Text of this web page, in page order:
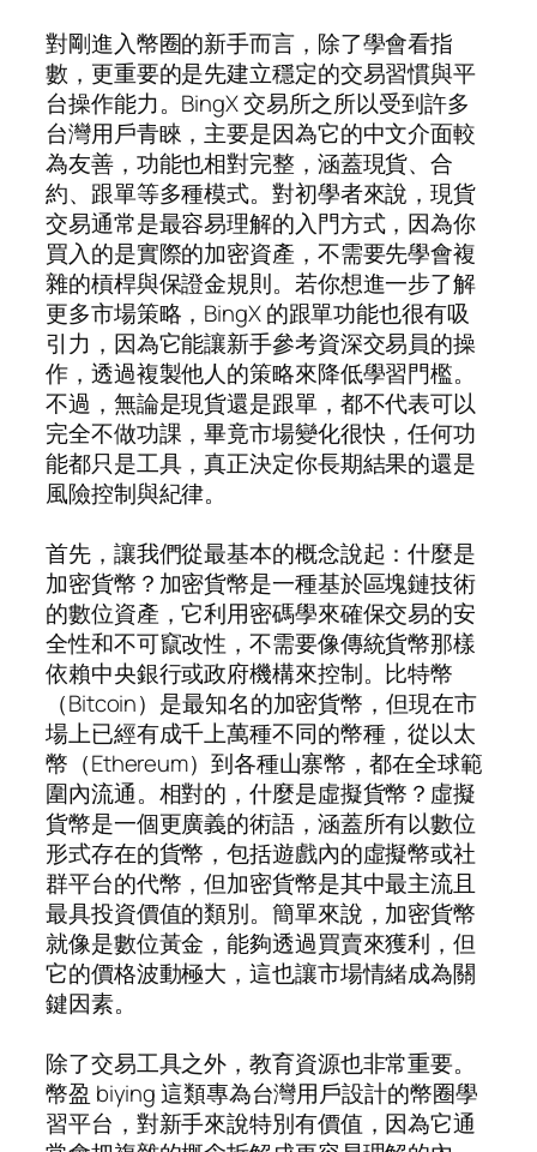
對剛進入幣圈的新手而言，除了學會看指
數，更重要的是先建立穩定的交易習慣與平
台操作能力。BingX 交易所之所以受到許多
台灣用戶青睞，主要是因為它的中文介面較
為友善，功能也相對完整，涵蓋現貨、合
約、跟單等多種模式。對初學者來說，現貨
交易通常是最容易理解的入門方式，因為你
買入的是實際的加密資產，不需要先學會複
雜的槓桿與保證金規則。若你想進一步了解
更多市場策略，BingX 的跟單功能也很有吸
引力，因為它能讓新手參考資深交易員的操
作，透過複製他人的策略來降低學習門檻。
不過，無論是現貨還是跟單，都不代表可以
完全不做功課，畢竟市場變化很快，任何功
能都只是工具，真正決定你長期結果的還是
風險控制與紀律。
首先，讓我們從最基本的概念說起：什麼是
加密貨幣？加密貨幣是一種基於區塊鏈技術
的數位資產，它利用密碼學來確保交易的安
全性和不可竄改性，不需要像傳統貨幣那樣
依賴中央銀行或政府機構來控制。比特幣
（Bitcoin）是最知名的加密貨幣，但現在市
場上已經有成千上萬種不同的幣種，從以太
幣（Ethereum）到各種山寨幣，都在全球範
圍內流通。相對的，什麼是虛擬貨幣？虛擬
貨幣是一個更廣義的術語，涵蓋所有以數位
形式存在的貨幣，包括遊戲內的虛擬幣或社
群平台的代幣，但加密貨幣是其中最主流且
最具投資價值的類別。簡單來說，加密貨幣
就像是數位黃金，能夠透過買賣來獲利，但
它的價格波動極大，這也讓市場情緒成為關
鍵因素。
除了交易工具之外，教育資源也非常重要。
幣盈 biying 這類專為台灣用戶設計的幣圈學
習平台，對新手來說特別有價值，因為它通